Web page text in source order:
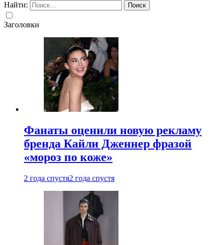
Найти:
Заголовки
Фанаты оценили новую рекламу
бренда Кайли Дженнер фразой
«мороз по коже»
2 года спустя2 года спустя